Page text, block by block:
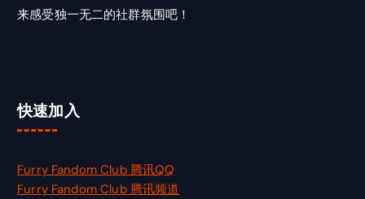
来感受独一无二的社群氛围吧！
快速加入
Furry Fandom Club 腾讯QQ
Furry Fandom Club 腾讯频道